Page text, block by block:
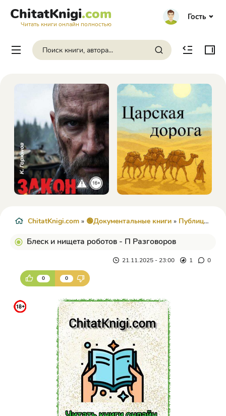
ChitatKnigi.com
Читать книги онлайн полностью
Гость
ChitatKnigi.com » 🟢Документальные книги » Публицистика
Блеск и нищета роботов - П Разговоров
21.11.2025 - 23:00 1 0
0 0